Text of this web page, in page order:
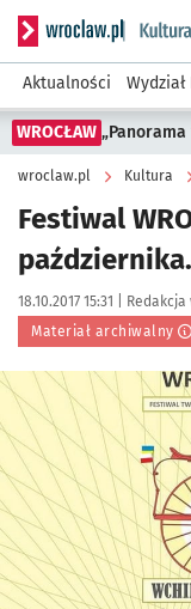
Serwis
Aktualności
WROCŁAW
wroclaw.pl Kultura
Festiwal
Data publikacji:
18.10.2017 15:31 | Autor:
Materiał archiwalny
Kliknij, aby